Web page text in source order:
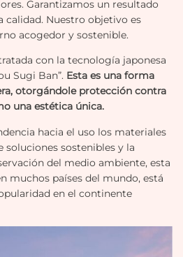
Garantizamos un resultado
calidad. Nuestro objetivo es
acogedor y sostenible.
con la tecnología japonesa
Sugi Ban”. Esta es una forma
otorgándole protección contra
una estética única.
hacia el uso los materiales
soluciones sostenibles y la
del medio ambiente, esta
muchos países del mundo, está
en el continente